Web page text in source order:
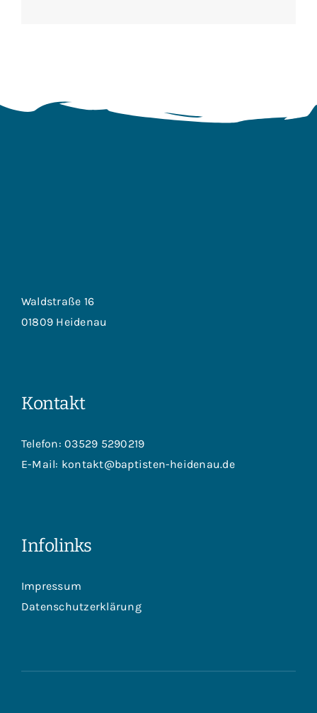
Waldstraße 16
01809 Heidenau
Kontakt
Telefon:03529 5290219
E-Mail: kontakt@baptisten-heidenau.de
Infolinks
Impressum
Datenschutzerklärung